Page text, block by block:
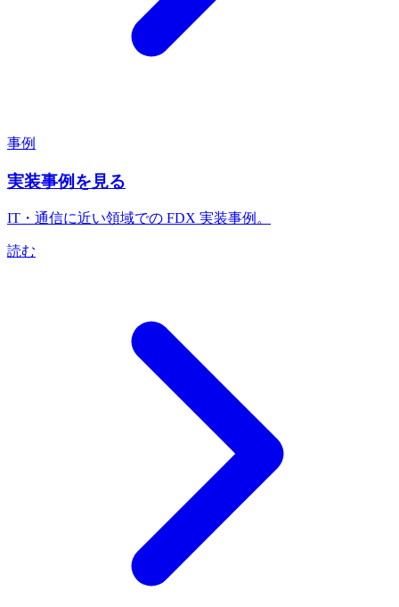
事例
実装事例を見る
IT・通信に近い領域での FDX 実装事例。
読む